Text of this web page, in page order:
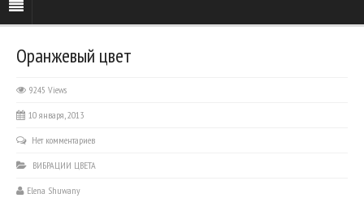
Оранжевый цвет
9245 Views
10 января, 2013
Нет комментариев
ВИБРАЦИИ ЦВЕТА
Elena Shuwany